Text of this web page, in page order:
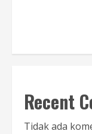
Recent
Tidak ada